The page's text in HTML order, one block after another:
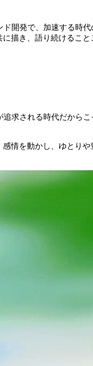
開発で、加速する時
描き、語り続けるこ
求される時代だから
情を動かし、ゆとり